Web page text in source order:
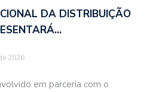
DA DISTRIBUIÇÃO
2026
em parceria com o